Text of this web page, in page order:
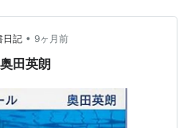
医が相談に来た患者さんに
日記 • 9ヶ月前
田英朗